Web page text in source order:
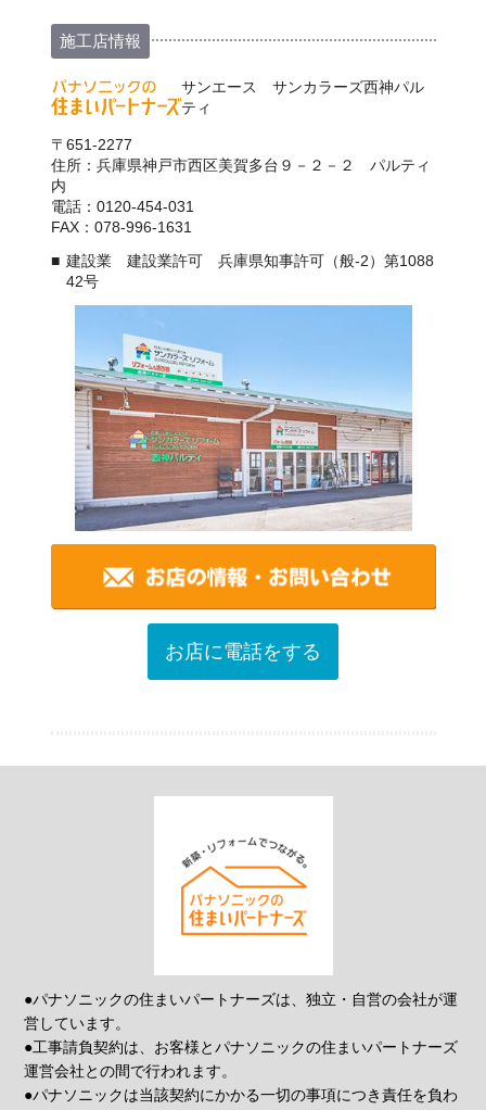
施工店情報
サンエース サンカラーズ西神パル
ティ
〒651-2277
住所：兵庫県神戸市西区美賀多台９－２－２ パルティ
内
電話：0120-454-031
FAX：078-996-1631
建設業 建設業許可 兵庫県知事許可（般-2）第1088
42号
お店に電話をする
●パナソニックの住まいパートナーズは、独立・自営の会社が運
営しています。
●工事請負契約は、お客様とパナソニックの住まいパートナーズ
運営会社との間で行われます。
●パナソニックは当該契約にかかる一切の事項につき責任を負わ